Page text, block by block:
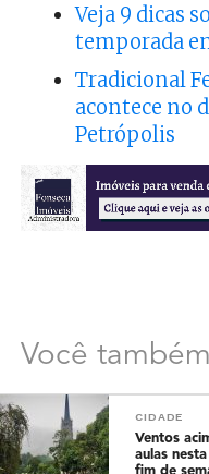
Veja 9 dicas
temporada
Tradicional
acontece no
Petrópolis
Você
CIDADE
Ventos
aulas